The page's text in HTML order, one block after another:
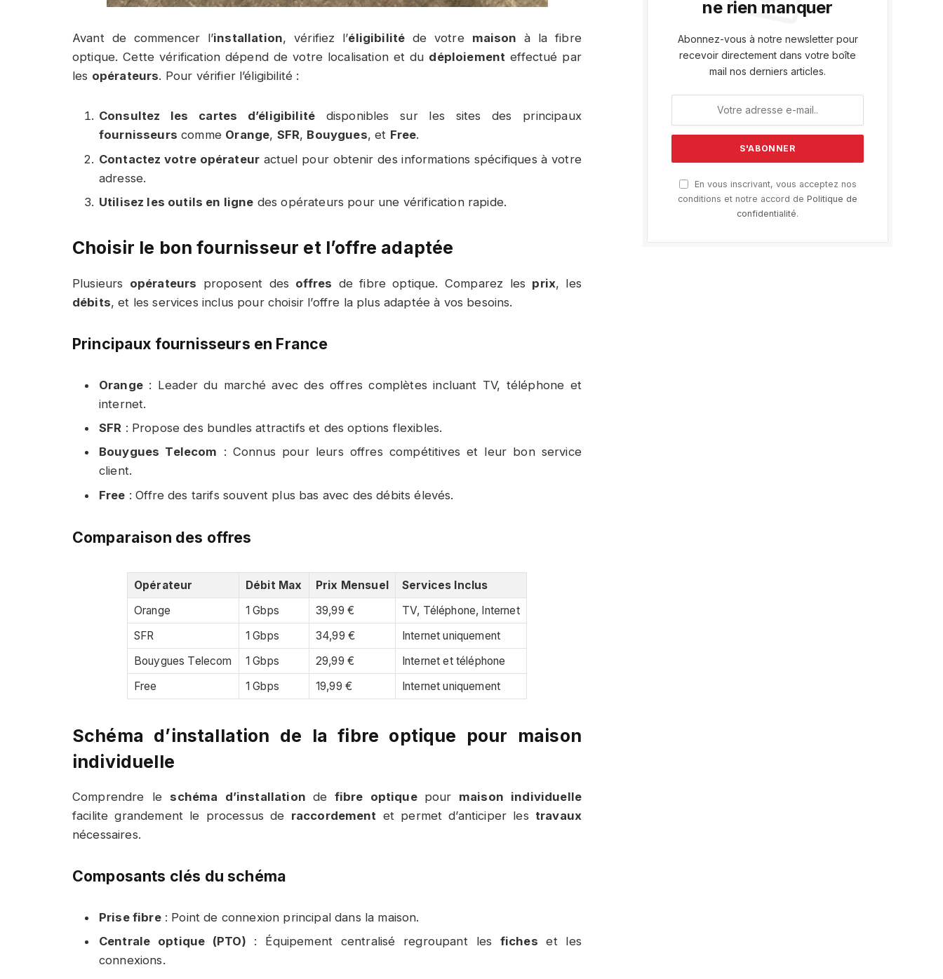
Avant de commencer l’installation, vérifiez l’éligibilité de votre maison à la fibre
optique. Cette vérification dépend de votre localisation et du déploiement effectué par
les opérateurs. Pour vérifier l’éligibilité :
Consultez les cartes d’éligibilité disponibles sur les sites des principaux
fournisseurs comme Orange, SFR, Bouygues, et Free.
Contactez votre opérateur actuel pour obtenir des informations spécifiques à votre
adresse.
Utilisez les outils en ligne des opérateurs pour une vérification rapide.
Choisir le bon fournisseur et l’offre adaptée
Plusieurs opérateurs proposent des offres de fibre optique. Comparez les prix, les
débits, et les services inclus pour choisir l’offre la plus adaptée à vos besoins.
Principaux fournisseurs en France
Orange : Leader du marché avec des offres complètes incluant TV, téléphone et
internet.
SFR : Propose des bundles attractifs et des options flexibles.
Bouygues Telecom : Connus pour leurs offres compétitives et leur bon service
client.
Free : Offre des tarifs souvent plus bas avec des débits élevés.
Comparaison des offres
Opérateur Débit Max Prix Mensuel
Services Inclus
Orange
1 Gbps 39,99 €
TV, Téléphone, Internet
SFR
1 Gbps 34,99 €
Internet uniquement
Bouygues Telecom
1 Gbps 29,99 €
Internet et téléphone
Free
1 Gbps 19,99 € Internet uniquement
Schéma d’installation de la fibre optique pour maison
individuelle
Comprendre le schéma d’installationde fibre optique pour maison individuelle
facilite grandement le processus de raccordement et permet d’anticiper les travaux
nécessaires.
Composants clés du schéma
Prise fibre: Point de connexion principal dans la maison.
Centrale optique (PTO) : Équipement centralisé regroupant les fiches et les
connexions.
ne rien manquer
Abonnez-vous à notre newsletter pour
recevoir directement dans votre boîte
mail nos derniers articles.
En vous inscrivant, vous acceptez nos
conditions et notre accord de Politique de
confidentialité.